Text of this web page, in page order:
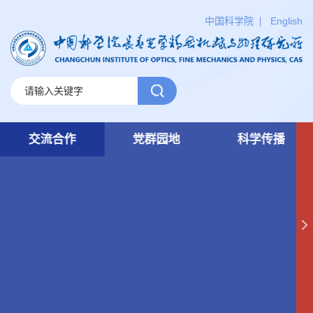
中国科学院 English
交流合作 党群园地 科学传播